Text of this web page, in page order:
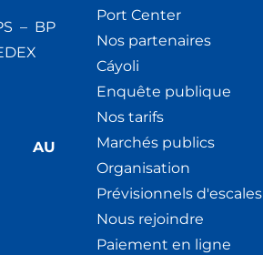
– BP
AU
Port Center
Nos partenaires
Cáyoli
Enquête publique
Nos tarifs
Marchés publics
Organisation
Prévisionnels d'escales
Nous rejoindre
Paiement en ligne